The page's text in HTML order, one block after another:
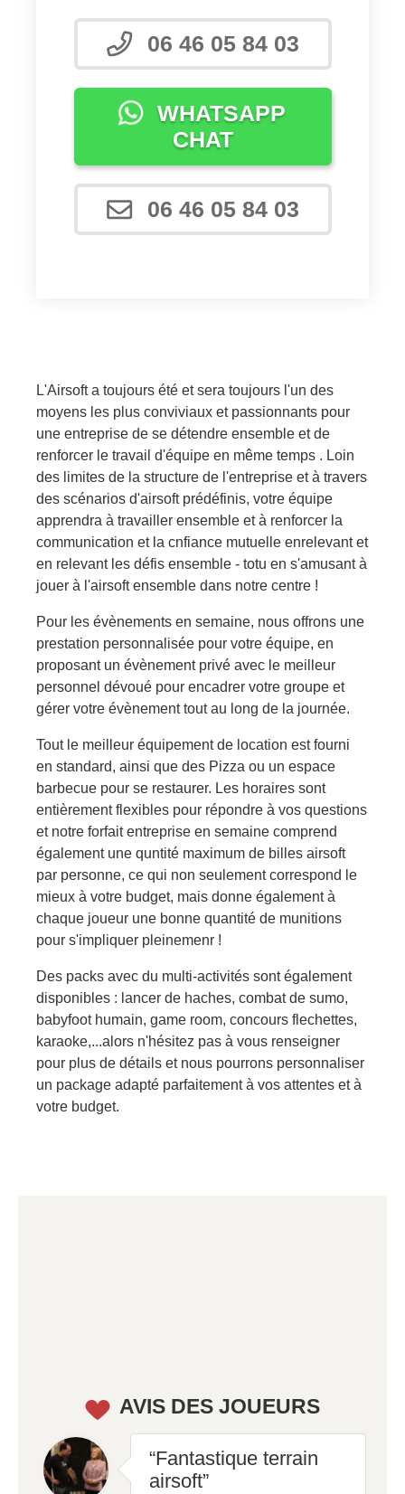
06 46 05 84 03
WHATSAPP
CHAT
06 46 05 84 03
L'Airsoft a toujours été et sera toujours l'un des
moyens les plus conviviaux et passionnants pour
une entreprise de se détendre ensemble et de
renforcer le travail d'équipe en même temps . Loin
des limites de la structure de l'entreprise et à travers
des scénarios d'airsoft prédéfinis, votre équipe
apprendra à travailler ensemble et à renforcer la
communication et la cnfiance mutuelle enrelevant et
en relevant les défis ensemble - totu en s'amusant à
jouer à l'airsoft ensemble dans notre centre !
Pour les évènements en semaine, nous offrons une
prestation personnalisée pour votre équipe, en
proposant un évènement privé avec le meilleur
personnel dévoué pour encadrer votre groupe et
gérer votre évènement tout au long de la journée.
Tout le meilleur équipement de location est fourni
en standard, ainsi que des Pizza ou un espace
barbecue pour se restaurer. Les horaires sont
entièrement flexibles pour répondre à vos questions
et notre forfait entreprise en semaine comprend
également une quntité maximum de billes airsoft
par personne, ce qui non seulement correspond le
mieux à votre budget, mais donne également à
chaque joueur une bonne quantité de munitions
pour s'impliquer pleinemenr !
Des packs avec du multi-activités sont également
disponibles : lancer de haches, combat de sumo,
babyfoot humain, game room, concours flechettes,
karaoke,...alors n'hésitez pas à vous renseigner
pour plus de détails et nous pourrons personnaliser
un package adapté parfaitement à vos attentes et à
votre budget.
AVIS DES JOUEURS
“Fantastique terrain
airsoft”